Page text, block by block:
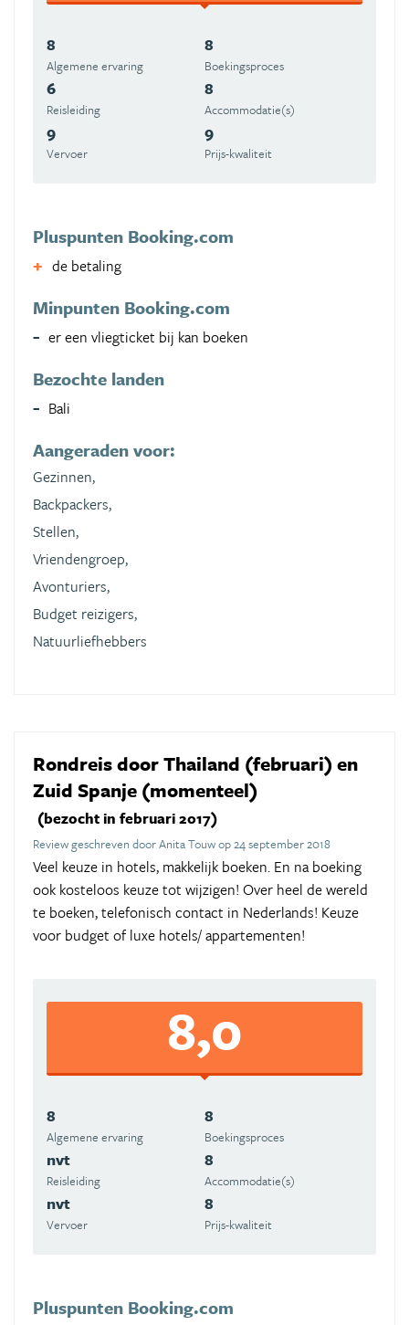
8
Algemene ervaring
8
Boekingsproces
6
Reisleiding
8
Accommodatie(s)
9
Vervoer
9
Prijs-kwaliteit
Pluspunten Booking.com
de betaling
Minpunten Booking.com
er een vliegticket bij kan boeken
Bezochte landen
Bali
Aangeraden voor:
Gezinnen,
Backpackers,
Stellen,
Vriendengroep,
Avonturiers,
Budget reizigers,
Natuurliefhebbers
Rondreis door Thailand (februari) en
Zuid Spanje (momenteel)
(bezocht in februari 2017)
Review geschreven door Anita Touw op 24 september 2018
Veel keuze in hotels, makkelijk boeken. En na boeking
ook kosteloos keuze tot wijzigen! Over heel de wereld
te boeken, telefonisch contact in Nederlands! Keuze
voor budget of luxe hotels/ appartementen!
8,0
8
Algemene ervaring
8
Boekingsproces
nvt
Reisleiding
8
Accommodatie(s)
nvt
Vervoer
8
Prijs-kwaliteit
Pluspunten Booking.com